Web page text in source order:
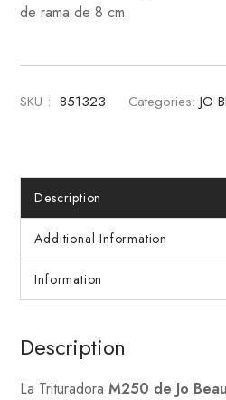
de rama de 8 cm.
SKU : 851323 Categories: JO
Description
Additional Information
Information
Description
La Trituradora M250 de Jo Beau